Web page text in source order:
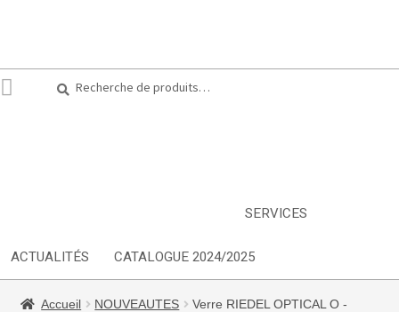
pour :
SERVICES
ACTUALITÉS CATALOGUE 2024/2025
Accueil NOUVEAUTES
Verre RIEDEL OPTICAL O -